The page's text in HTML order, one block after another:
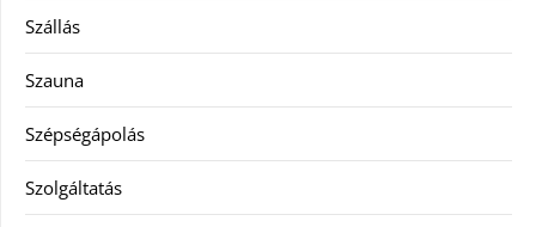
Szállás
Szauna
Szépségápolás
Szolgáltatás